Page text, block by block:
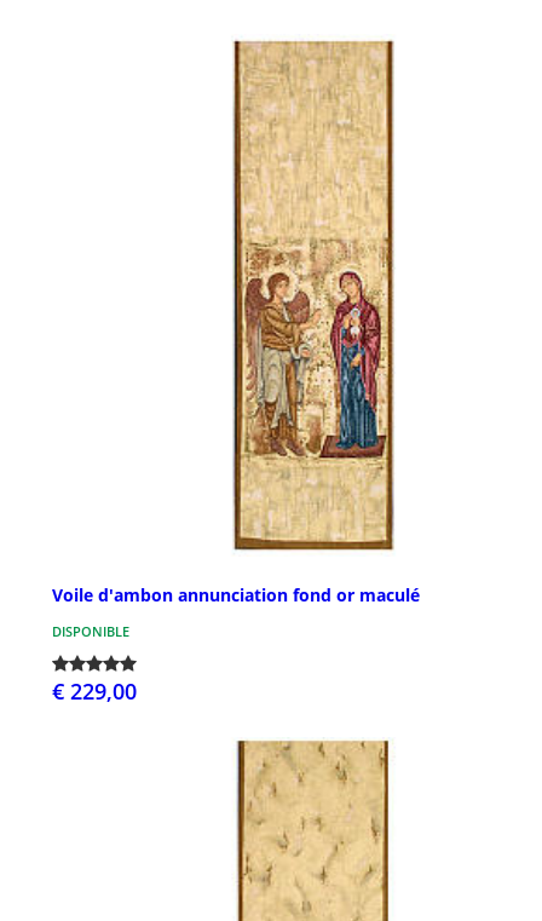
Voile d'ambon annunciation fond or maculé
DISPONIBLE
€ 229,00